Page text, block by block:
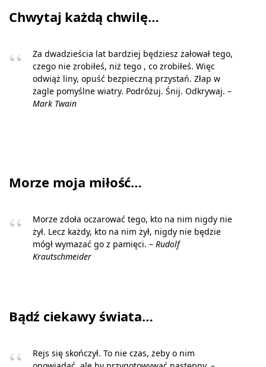
Chwytaj każdą chwilę…
Za dwadzieścia lat bardziej będziesz żałował tego,
czego nie zrobiłeś, niż tego , co zrobiłeś. Więc
odwiąż liny, opuść bezpieczną przystań. Złap w
żagle pomyślne wiatry. Podróżuj. Śnij. Odkrywaj. –
Mark Twain
Morze moja miłość…
Morze zdoła oczarować tego, kto na nim nigdy nie
żył. Lecz każdy, kto na nim żył, nigdy nie będzie
mógł wymazać go z pamięci. – Rudolf
Krautschmeider
Bądź ciekawy świata…
Rejs się skończył. To nie czas, żeby o nim